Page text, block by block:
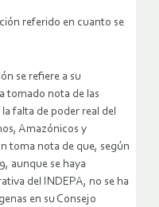
referido en cuanto se
se refiere a su
tomado nota de las
falta de poder real del
Amazónicos y
toma nota de que, según
aunque se haya
del INDEPA, no se ha
en su Consejo